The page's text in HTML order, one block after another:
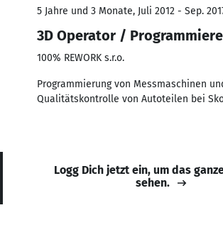
5 Jahre und 3 Monate, Juli 2012 - Sep.
3D Operator /
100% REWORK s.r.o.
Programmierung von Messmaschinen
Qualitätskontrolle von Autoteilen bei
Logg Dich jetzt ein, um das
sehen.